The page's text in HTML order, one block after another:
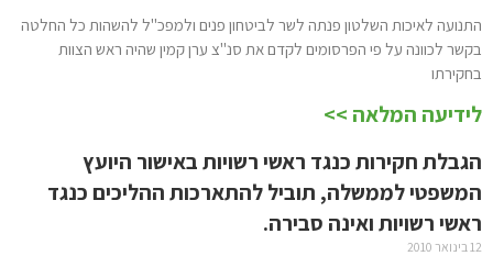
התנועה לאיכות השלטון פנתה לשר לביטחון פנים ולמפכ"ל להשהות כל החלטה
בקשר לכוונה על פי הפרסומים לקדם את סנ"צ ערן קמין שהיה ראש הצוות
בחקירתו
לידיעה המלאה >>
הגבלת חקירות כנגד ראשי רשויות באישור היועץ
המשפטי לממשלה, תוביל להתארכות ההליכים כנגד
ראשי רשויות ואינה סבירה.
12 בינואר 2010